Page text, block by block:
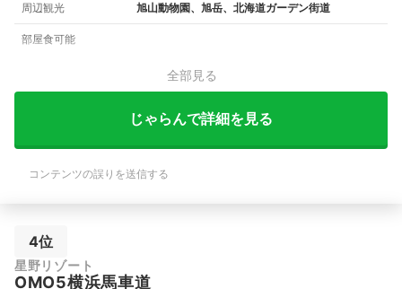
周辺観光 旭山動物園、旭岳、北海道ガーデン街道
部屋食可能
全部見る
じゃらんで詳細を見る
コンテンツの誤りを送信する
4位
星野リゾート
OMO5横浜馬車道